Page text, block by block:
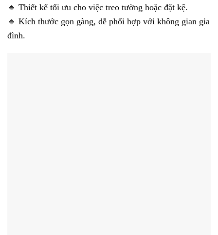
🔹 Thiết kế tối ưu cho việc treo tường hoặc đặt kệ.
🔹 Kích thước gọn gàng, dễ phối hợp với không gian gia
đình.